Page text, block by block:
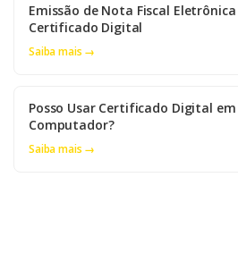
Emissão de Nota Fiscal Eletrônica
Certificado Digital
Saiba mais →
Posso Usar Certificado Digital
Computador?
Saiba mais →